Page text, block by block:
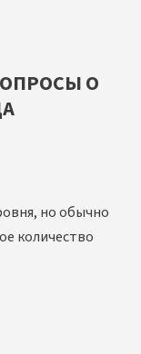
О
но обычно
количество